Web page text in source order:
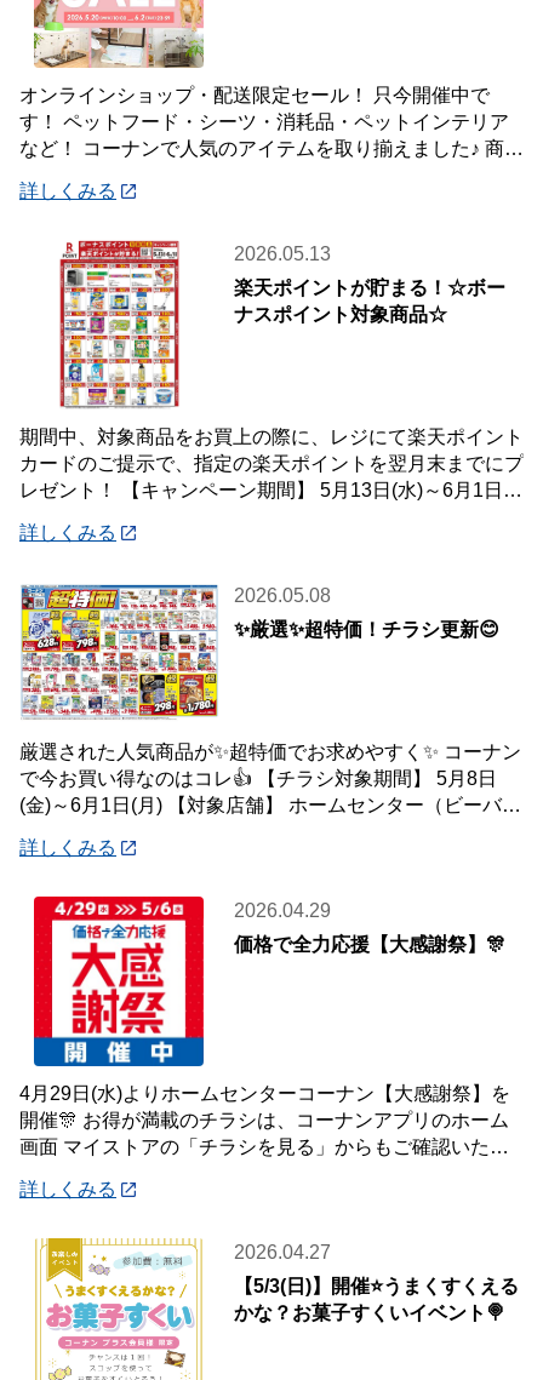
オンラインショップ・配送限定セール！ 只今開催中で
す！ ペットフード・シーツ・消耗品・ペットインテリア
など！ コーナンで人気のアイテムを取り揃えました♪ 商品
詳しくみる
2026.05.13
楽天ポイントが貯まる！☆ボー
ナスポイント対象商品☆
期間中、対象商品をお買上の際に、レジにて楽天ポイント
カードのご提示で、指定の楽天ポイントを翌月末までにプ
レゼント！ 【キャンペーン期間】 5月13日(水)～6月1日
詳しくみる
2026.05.08
✨厳選✨超特価！チラシ更新😊
厳選された人気商品が✨超特価でお求めやすく✨ コーナン
で今お買い得なのはコレ👍 【チラシ対象期間】 5月8日
(金)～6月1日(月) 【対象店舗】 ホームセンター（ビーバー
詳しくみる
2026.04.29
価格で全力応援【大感謝祭】🎊
4月29日(水)よりホームセンターコーナン【大感謝祭】を
開催🎊 お得が満載のチラシは、コーナンアプリのホーム
画面 マイストアの「チラシを見る」からもご確認いただ
詳しくみる
2026.04.27
【5/3(日)】開催⭐️うまくすくえる
かな？お菓子すくいイベント🍭